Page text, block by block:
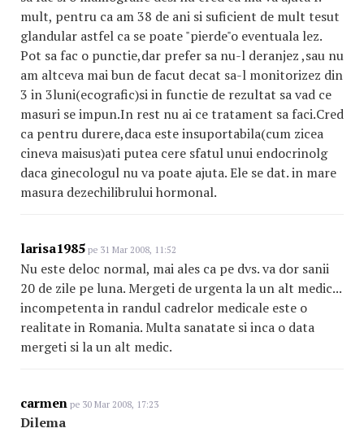
mult, pentru ca am 38 de ani si suficient de mult tesut
glandular astfel ca se poate "pierde"o eventuala lez.
Pot sa fac o punctie,dar prefer sa nu-l deranjez ,sau nu
am altceva mai bun de facut decat sa-l monitorizez din
3 in 3luni(ecografic)si in functie de rezultat sa vad ce
masuri se impun.In rest nu ai ce tratament sa faci.Cred
ca pentru durere,daca este insuportabila(cum zicea
cineva maisus)ati putea cere sfatul unui endocrinolg
daca ginecologul nu va poate ajuta. Ele se dat. in mare
masura dezechilibrului hormonal.
larisa1985 pe 31 Mar 2008, 11:52
Nu este deloc normal, mai ales ca pe dvs. va dor sanii
20 de zile pe luna. Mergeti de urgenta la un alt medic...
incompetenta in randul cadrelor medicale este o
realitate in Romania. Multa sanatate si inca o data
mergeti si la un alt medic.
carmen pe 30 Mar 2008, 17:23
Dilema